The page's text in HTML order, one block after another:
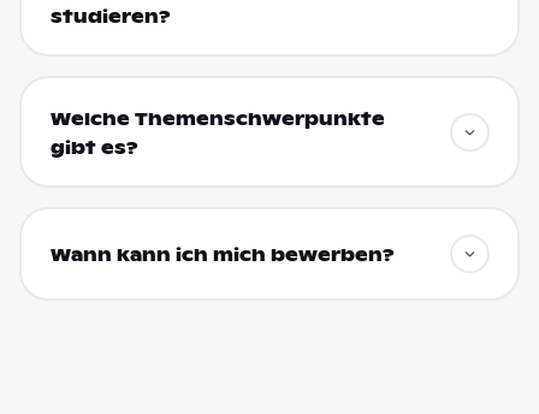
studieren?
Welche Themenschwerpunkte
gibt es?
Wann kann ich mich bewerben?